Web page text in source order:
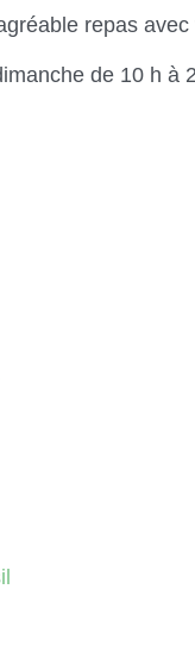
repas avec
de 10 h à